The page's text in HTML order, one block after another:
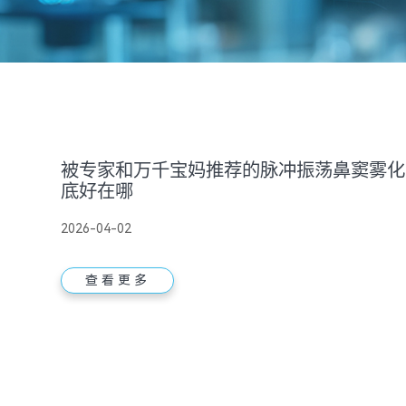
被专家和万千宝妈推荐的脉冲振荡鼻窦雾
底好在哪
2026-04-02
查看更多